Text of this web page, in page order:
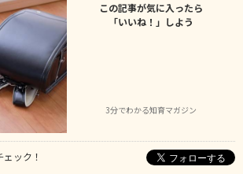
この記事が気に入ったら
「いいね！」しよう
3分でわかる知育マガジン
ック！